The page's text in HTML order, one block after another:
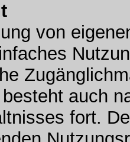
von
auch
fort.